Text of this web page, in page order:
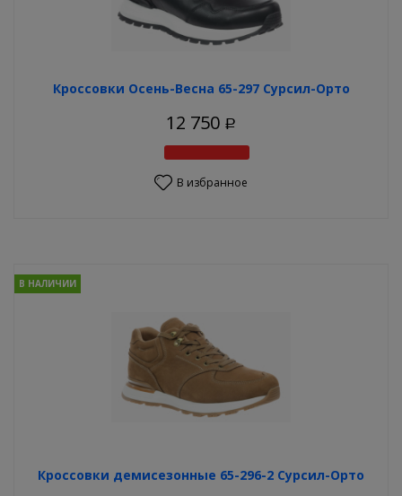
Кроссовки Осень-Весна 65-297 Сурсил-Орто
12 750 Р
В избранное
Кроссовки демисезонные 65-296-2 Сурсил-Орто
В НАЛИЧИИ